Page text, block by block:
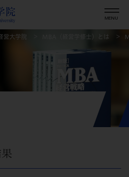
営大学院 MBA（経営学修士）とは